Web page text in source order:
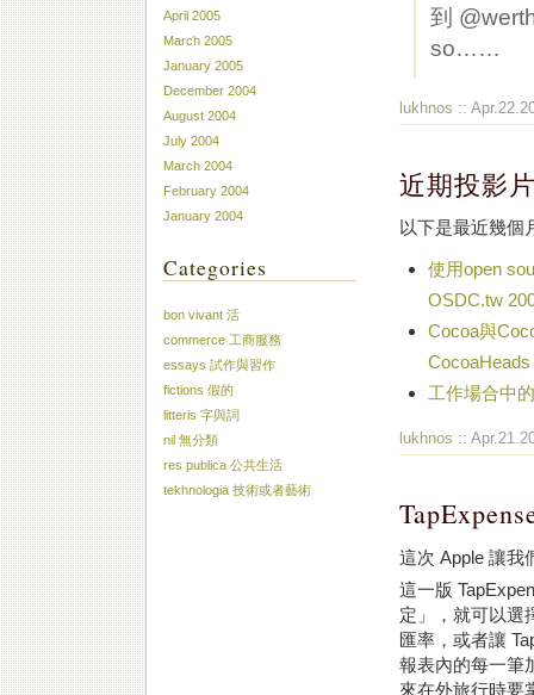
到
so……
lukhnos ::
近期投影
以下是最近幾個
使用open
OSDC.tw
Cocoa與
CocoaHeads
工作場合中
lukhnos ::
這次 Apple 讓我
這一版
定」，就可以選
匯率，或者讓
報表內的每一筆
來在外旅行時要
April 2005
March 2005
January 2005
December 2004
August 2004
July 2004
March 2004
February 2004
January 2004
Categories
bon vivant 活
commerce 工商服務
essays 試作與習作
fictions 假的
litteris 字與詞
nil 無分類
res publica 公共生活
tekhnologia 技術或者藝術